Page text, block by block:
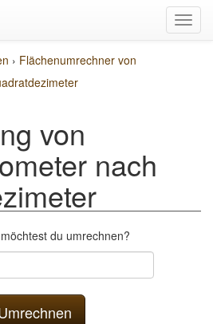
› Flächenumrechner von
von
nach
du umrechnen?